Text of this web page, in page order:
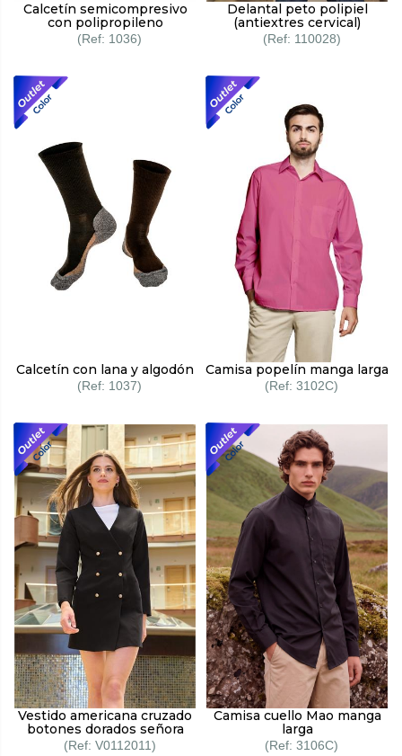
Calcetín semicompresivo
con polipropileno
1036
Delantal peto polipiel
(antiextres cervical)
110028
Calcetín con lana y algodón
1037
Camisa popelín manga larga
3102C
Vestido americana cruzado
botones dorados señora
V0112011
Camisa cuello Mao manga
larga
3106C